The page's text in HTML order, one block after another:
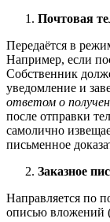
Почтовая
Передаётся в
Например, если
Собственник
уведомление и
ответом о
после отправки
самолично
письменное
Заказное
Направляется по
описью вложений